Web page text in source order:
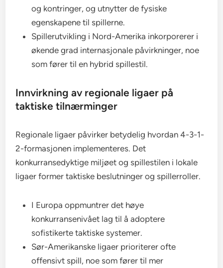
og kontringer, og utnytter de fysiske
egenskapene til spillerne.
Spillerutvikling i Nord-Amerika inkorporerer i
økende grad internasjonale påvirkninger, noe
som fører til en hybrid spillestil.
Innvirkning av regionale ligaer på
taktiske tilnærminger
Regionale ligaer påvirker betydelig hvordan 4-3-1-
2-formasjonen implementeres. Det
konkurransedyktige miljøet og spillestilen i lokale
ligaer former taktiske beslutninger og spillerroller.
I Europa oppmuntrer det høye
konkurransenivået lag til å adoptere
sofistikerte taktiske systemer.
Sør-Amerikanske ligaer prioriterer ofte
offensivt spill, noe som fører til mer